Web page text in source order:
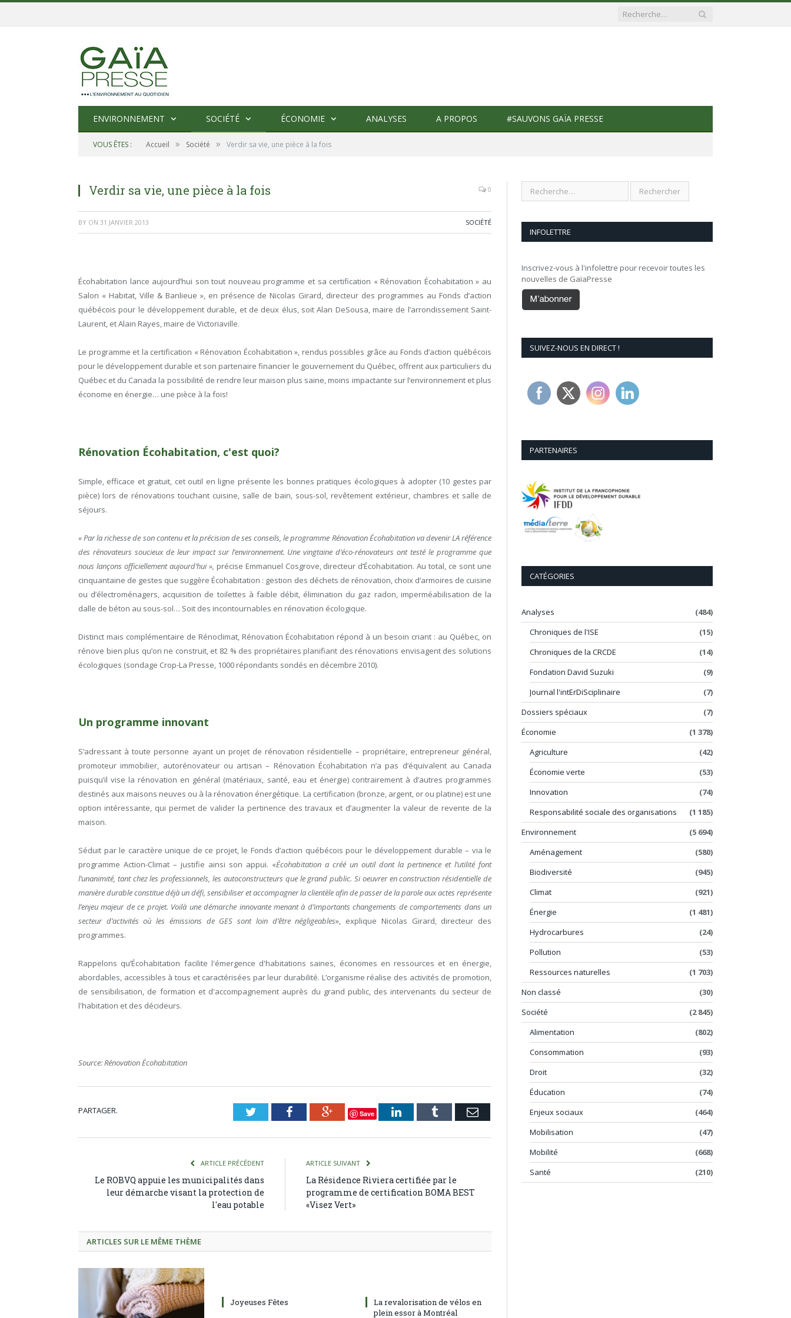
ENVIRONNEMENT SOCIÉTÉ ÉCONOMIE ANALYSES A PROPOS #SAUVONS GAÏA PRESSE
VOUS ÊTES : Accueil » Société » Verdir sa vie, une pièce à la fois
Verdir sa vie, une pièce à la fois 0
BY ON 31 JANVIER 2013 SOCIÉTÉ
Écohabitation lance aujourd’hui son tout nouveau programme et sa certification « Rénovation Écohabitation » au
Salon « Habitat, Ville & Banlieue », en présence de Nicolas Girard, directeur des programmes au Fonds d’action
québécois pour le développement durable, et de deux élus, soit Alan DeSousa, maire de l’arrondissement Saint-
Laurent, et Alain Rayes, maire de Victoriaville.
Le programme et la certification « Rénovation Écohabitation », rendus possibles grâce au Fonds d’action québécois
pour le développement durable et son partenaire financier le gouvernement du Québec, offrent aux particuliers du
Québec et du Canada la possibilité de rendre leur maison plus saine, moins impactante sur l’environnement et plus
économe en énergie… une pièce à la fois!
Rénovation Écohabitation, c'est quoi?
Simple, efficace et gratuit, cet outil en ligne présente les bonnes pratiques écologiques à adopter (10 gestes par
pièce) lors de rénovations touchant cuisine, salle de bain, sous-sol, revêtement extérieur, chambres et salle de
séjours.
« Par la richesse de son contenu et la précision de ses conseils, le programme Rénovation Écohabitation va devenir LA référence
des rénovateurs soucieux de leur impact sur l’environnement. Une vingtaine d’éco-rénovateurs ont testé le programme que
nous lançons officiellement aujourd’hui », précise Emmanuel Cosgrove, directeur d’Écohabitation. Au total, ce sont une
cinquantaine de gestes que suggère Écohabitation : gestion des déchets de rénovation, choix d’armoires de cuisine
ou d’électroménagers, acquisition de toilettes à faible débit, élimination du gaz radon, imperméabilisation de la
dalle de béton au sous-sol… Soit des incontournables en rénovation écologique.
Distinct mais complémentaire de Rénoclimat, Rénovation Écohabitation répond à un besoin criant : au Québec, on
rénove bien plus qu’on ne construit, et 82 % des propriétaires planifiant des rénovations envisagent des solutions
écologiques (sondage Crop-La Presse, 1000 répondants sondés en décembre 2010).
Un programme innovant
S’adressant à toute personne ayant un projet de rénovation résidentielle – propriétaire, entrepreneur général,
promoteur immobilier, autorénovateur ou artisan – Rénovation Écohabitation n’a pas d’équivalent au Canada
puisqu’il vise la rénovation en général (matériaux, santé, eau et énergie) contrairement à d’autres programmes
destinés aux maisons neuves ou à la rénovation énergétique. La certification (bronze, argent, or ou platine) est une
option intéressante, qui permet de valider la pertinence des travaux et d’augmenter la valeur de revente de la
maison.
Séduit par le caractère unique de ce projet, le Fonds d’action québécois pour le développement durable – via le
programme Action-Climat – justifie ainsi son appui. «Écohabitation a créé un outil dont la pertinence et l’utilité font
l’unanimité, tant chez les professionnels, les autoconstructeurs que le grand public. Si oeuvrer en construction résidentielle de
manière durable constitue déjà un défi, sensibiliser et accompagner la clientèle afin de passer de la parole aux actes représente
l’enjeu majeur de ce projet. Voilà une démarche innovante menant à d’importants changements de comportements dans un
secteur d’activités où les émissions de GES sont loin d’être négligeables», explique Nicolas Girard, directeur des
programmes.
Rappelons qu’Écohabitation facilite l'émergence d'habitations saines, économes en ressources et en énergie,
abordables, accessibles à tous et caractérisées par leur durabilité. L’organisme réalise des activités de promotion,
de sensibilisation, de formation et d'accompagnement auprès du grand public, des intervenants du secteur de
l'habitation et des décideurs.
Source: Rénovation Écohabitation
PARTAGER. TwitterFacebookGoogle+
Save LinkedInTumblr Courriel
ARTICLE PRÉCÉDENT
Le ROBVQ appuie les municipalités dans
leur démarche visant la protection de
l'eau potable
ARTICLE SUIVANT
La Résidence Riviera certifiée par le
programme de certification BOMA BEST
«Visez Vert»
ARTICLES SUR LE MÊME THÈME
Joyeuses Fêtes
La revalorisation de vélos en
plein essor à Montréal
INFOLETTRE
Inscrivez-vous à l'infolettre pour recevoir toutes les
nouvelles de GaïaPresse
SUIVEZ-NOUS EN DIRECT !
PARTENAIRES
CATÉGORIES
Analyses
(484)
Chroniques de l'ISE
(15)
Chroniques de la CRCDE
(14)
Fondation David Suzuki
(9)
Journal l'intErDiSciplinaire
(7)
Dossiers spéciaux
(7)
Économie
(1 378)
Agriculture
(42)
Économie verte
(53)
Innovation
(74)
Responsabilité sociale des organisations
(1 185)
Environnement
(5 694)
Aménagement
(580)
Biodiversité
(945)
Climat
(921)
Énergie
(1 481)
Hydrocarbures
(24)
Pollution
(53)
Ressources naturelles
(1 703)
Non classé
(30)
Société
(2 845)
Alimentation
(802)
Consommation
(93)
Droit
(32)
Éducation
(74)
Enjeux sociaux
(464)
Mobilisation
(47)
Mobilité
(668)
Santé
(210)